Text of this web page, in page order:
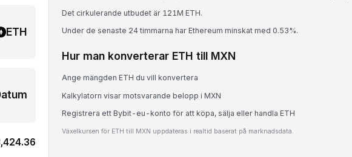
ETH
Det cirkulerande utbudet är 121M ETH.
Under de senaste 24 timmarna har Ethereum minskat med 0.53%.
Hur man konverterar ETH till MXN
Ange mängden ETH du vill konvertera
Kalkylatorn visar motsvarande belopp i MXN
Registrera ett Bybit-eu-konto för att köpa, sälja eller handla ETH
Växelkursen för ETH till MXN uppdateras i realtid baserat på marknadsdata.